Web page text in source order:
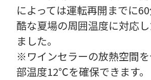
によっては運転再開までに
酷な夏場の周囲温度に対応
ました。
※ワインセラーの放熱空間
部温度12℃を確保できます。